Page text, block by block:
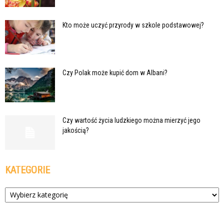
Kto może uczyć przyrody w szkole podstawowej?
Czy Polak może kupić dom w Albani?
Czy wartość życia ludzkiego można mierzyć jego
jakością?
KATEGORIE
Kategorie